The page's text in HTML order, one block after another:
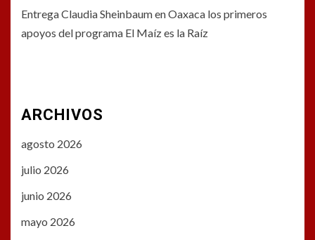
Entrega Claudia Sheinbaum en Oaxaca los primeros
apoyos del programa El Maíz es la Raíz
ARCHIVOS
agosto 2026
julio 2026
junio 2026
mayo 2026